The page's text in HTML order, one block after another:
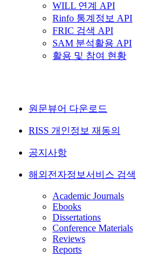
WILL 연계 API
Rinfo 통계정보 API
FRIC 검색 API
SAM 분석활용 API
활용 및 참여 현황
원문뷰어 다운로드
RISS 개인정보 재동의
공지사항
해외전자정보서비스 검색
Academic Journals
Ebooks
Dissertations
Conference Materials
Reviews
Reports